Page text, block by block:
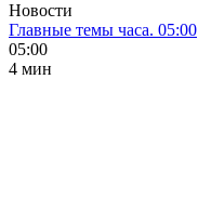
Новости
Главные темы часа. 05:00
05:00
4 мин